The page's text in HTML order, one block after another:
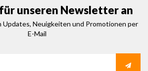
unseren Newsletter an
Updates, Neuigkeiten und Promotionen per
E-Mail